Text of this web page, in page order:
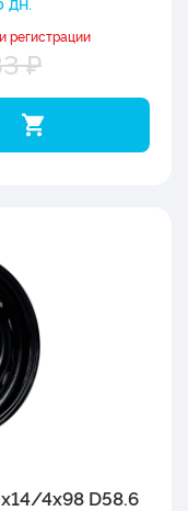
регистрации
₽
4x98 D58.6